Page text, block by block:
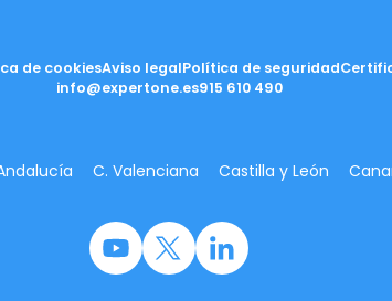
de cookiesAviso legalPolítica de seguridad
info@expertone.es915 610 490
C. Valenciana Castilla y León